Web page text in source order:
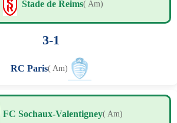
Stade de Reims( Am)
3-1
RC Paris( Am)
FC Sochaux-Valentigney( Am)